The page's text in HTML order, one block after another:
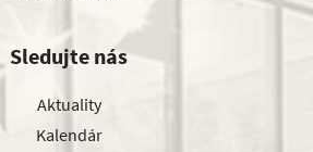
Sledujte nás
Aktuality
Kalendár